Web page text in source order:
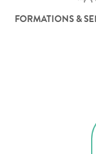
FORMATIONS &